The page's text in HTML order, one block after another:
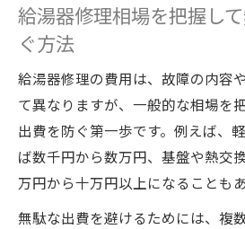
給湯器修理相場を把握し
ぐ方法
給湯器修理の費用は、故障の内容
て異なりますが、一般的な相場を
出費を防ぐ第一歩です。例えば、
ば数千円から数万円、基盤や熱交
万円から十万円以上になることもあ
無駄な出費を避けるためには、複